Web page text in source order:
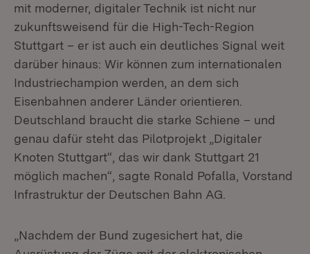
mit moderner, digitaler Technik ist nicht nur
zukunftsweisend für die High-Tech-Region
Stuttgart – er ist auch ein deutliches Signal weit
darüber hinaus: Wir können zum internationalen
Industriechampion werden, an dem sich
Eisenbahnen anderer Länder orientieren.
Deutschland braucht die starke Schiene – und
genau dafür steht das Pilotprojekt „Digitaler
Knoten Stuttgart“, das wir dank Stuttgart 21
möglich machen“, sagte Ronald Pofalla, Vorstand
Infrastruktur der Deutschen Bahn AG.
„Nachdem der Bund zugesichert hat, die